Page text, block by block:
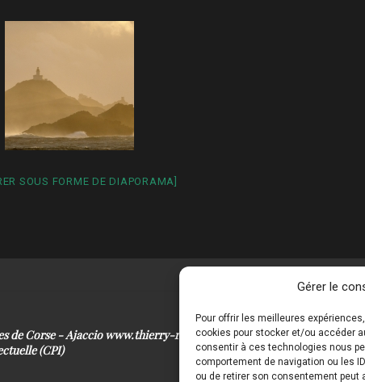
Gérer le
Pour offrir les meilleures
cookies pour stocker et/ou accéder
consentir à ces technologies nous
comportement de navigation ou les
ou de retirer son consentement
SOUS FORME DE DIAPORAMA]
de Corse - Ajaccio www.thierry-raynaud.com © Toutes les photos de
(CPI)